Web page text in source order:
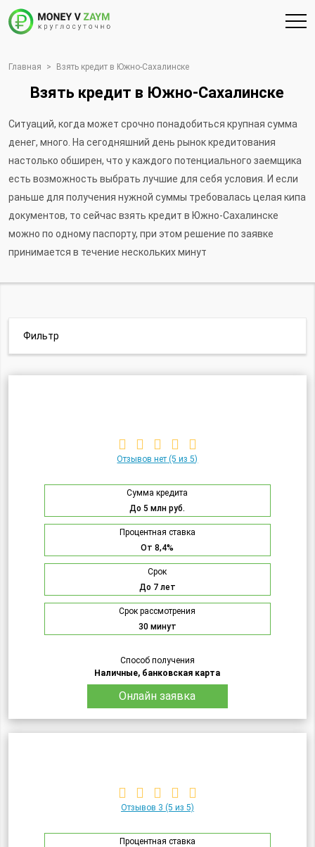
Главная > Взять кредит в Южно-Сахалинске
Взять кредит в Южно-Сахалинске
Ситуаций, когда может срочно понадобиться крупная сумма
денег, много. На сегодняшний день рынок кредитования
настолько обширен, что у каждого потенциального заемщика
есть возможность выбрать лучшие для себя условия. И если
раньше для получения нужной суммы требовалась целая кипа
документов, то сейчас взять кредит в Южно-Сахалинске
можно по одному паспорту, при этом решение по заявке
принимается в течение нескольких минут
Фильтр
Отзывов нет (5 из 5)
Сумма кредита
До 5 млн руб.
Процентная ставка
От 8,4%
Срок
До 7 лет
Срок рассмотрения
30 минут
Способ получения
Наличные, банковская карта
Онлайн заявка
Отзывов 3 (5 из 5)
Процентная ставка